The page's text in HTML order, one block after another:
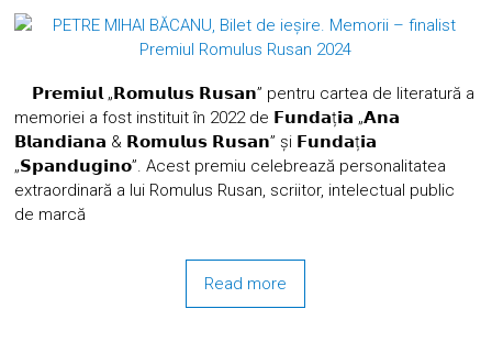
𝗣𝗿𝗲𝗺𝗶𝘂𝗹 „𝗥𝗼𝗺𝘂𝗹𝘂𝘀 𝗥𝘂𝘀𝗮𝗻” pentru cartea de literatură a
memoriei a fost instituit în 2022 de 𝗙𝘂𝗻𝗱𝗮ț𝗶𝗮 „𝗔𝗻𝗮
𝗕𝗹𝗮𝗻𝗱𝗶𝗮𝗻𝗮 & 𝗥𝗼𝗺𝘂𝗹𝘂𝘀 𝗥𝘂𝘀𝗮𝗻” și 𝗙𝘂𝗻𝗱𝗮ț𝗶𝗮
„𝗦𝗽𝗮𝗻𝗱𝘂𝗴𝗶𝗻𝗼”. Acest premiu celebrează personalitatea
extraordinară a lui Romulus Rusan, scriitor, intelectual public
de marcă
Read more